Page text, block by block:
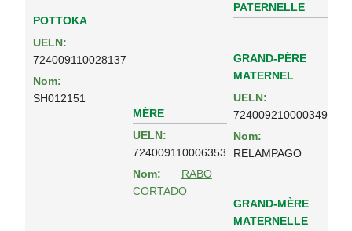
POTTOKA
UELN:
724009110028137
Nom:
SH012151
PATERNELLE
MÈRE
UELN:
724009110006353
Nom:
RABO
CORTADO
GRAND-PÈRE
MATERNEL
UELN:
724009210000349
Nom:
RELAMPAGO
GRAND-MÈRE
MATERNELLE